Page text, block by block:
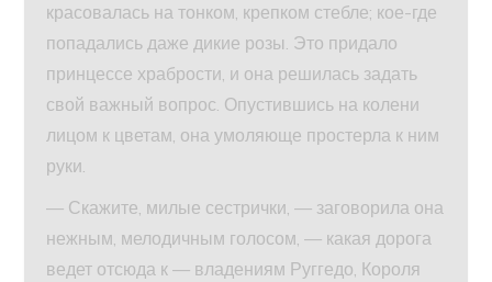
красовалась на тонком, крепком стебле; кое-где
попадались даже дикие розы. Это придало
принцессе храбрости, и она решилась задать
свой важный вопрос. Опустившись на колени
лицом к цветам, она умоляюще простерла к ним
руки.
— Скажите, милые сестрички, — заговорила она
нежным, мелодичным голосом, — какая дорога
ведет отсюда к — владениям Руггедо, Короля